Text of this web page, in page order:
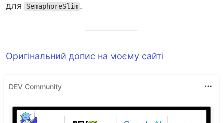
для SemaphoreSlim .
Оригінальний допис на моєму сайті
DEV Community